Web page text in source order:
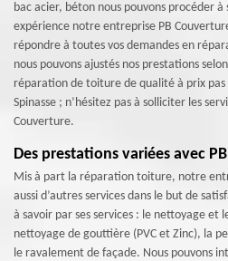
bac acier, béton nous pouvons procéder
expérience notre entreprise PB
répondre à toutes vos demandes en
nous pouvons ajustés nos prestations
réparation de toiture de qualité à prix pas
Spinasse ; n’hésitez pas à solliciter les
Couverture.
Des prestations variées avec
Mis à part la réparation toiture, notre
aussi d’autres services dans le but de
à savoir par ses services : le nettoyage et
nettoyage de gouttière (PVC et Zinc), la
le ravalement de façade. Nous pouvons